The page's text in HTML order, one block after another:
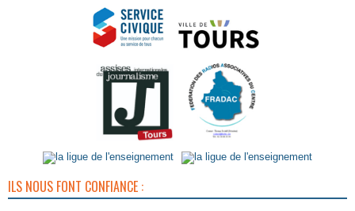
ILS NOUS FONT CONFIANCE :